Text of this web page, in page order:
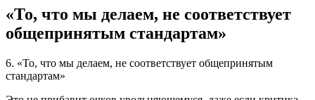
«То, что мы делаем, не соответствует
общепринятым стандартам»
6. «То, что мы делаем, не соответствует общепринятым
стандартам»